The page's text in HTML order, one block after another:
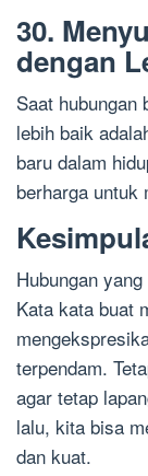
30.
dengan
Saat hubungan
lebih baik
baru dalam
berharga untuk
Hubungan
Kata kata buat
terpendam.
agar tetap
lalu, kita bisa
dan kuat.